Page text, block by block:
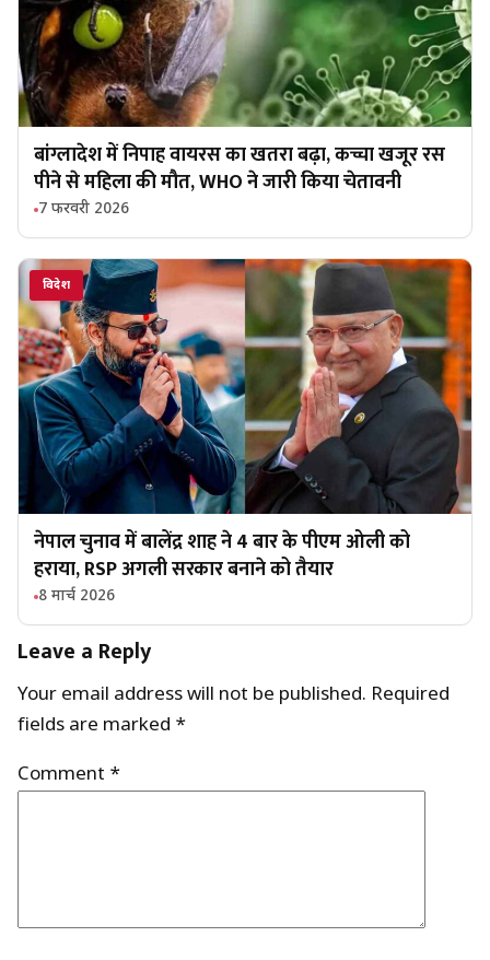
बांग्लादेश में निपाह वायरस का खतरा बढ़ा, कच्चा खजूर रस
पीने से महिला की मौत, WHO ने जारी किया चेतावनी
7 फरवरी 2026
विदेश
नेपाल चुनाव में बालेंद्र शाह ने 4 बार के पीएम ओली को
हराया, RSP अगली सरकार बनाने को तैयार
8 मार्च 2026
Leave a Reply
Your email address will not be published. Required
fields are marked *
Comment *